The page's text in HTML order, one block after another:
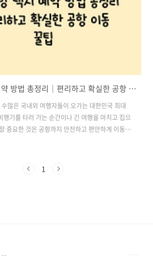
인천공항 택시 예약 방법 총정리｜편리하고 확실한 공항 이동 꿀팁
많은 국내외 여행자들이 오가는 대한민국 최대
행기를 타러 가는 순간이나 긴 여행을 마치고 집으
중요한 것은 공항까지 안전하고 편안하게 이동하
새벽이나 늦은 밤 도착이라면 대중교통이 끊겨버
용적인 순서로 총정리하여 안내해드립니다. 전화
1